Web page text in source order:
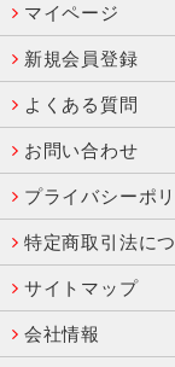
マイページ
新規会員登録
よくある質問
お問い合わせ
プライバシーポ
特定商取引法に
サイトマップ
会社情報